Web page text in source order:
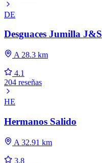
DE
Desguaces Jumilla J&S
A 28.3 km
4.1
204 reseñas
HE
Hermanos Salido
A 32.91 km
3.8